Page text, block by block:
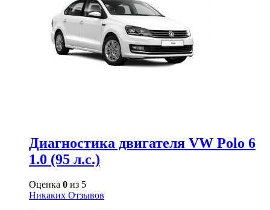
Диагностика двигателя VW Polo 6
1.0 (95 л.с.)
Оценка 0 из 5
Никаких Отзывов